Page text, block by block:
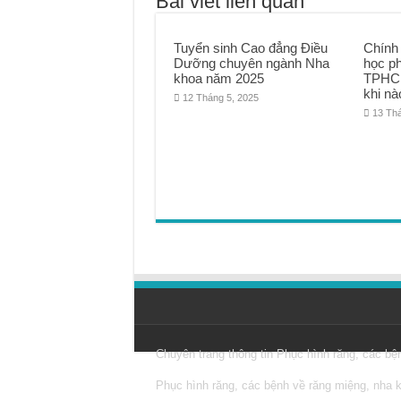
Tuyển sinh Cao đẳng Điều
Dưỡng chuyên ngành Nha
khoa năm 2025
12 Tháng 5, 2025
học
khi
13
Chuyên trang thông tinPhục hình răng, các
Phục hình răng, các bệnh về răng miệng, nha